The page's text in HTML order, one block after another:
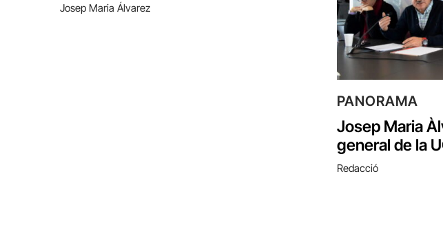
Josep Maria Álvarez
PANORAMA
Josep Maria
general de la
Redacció